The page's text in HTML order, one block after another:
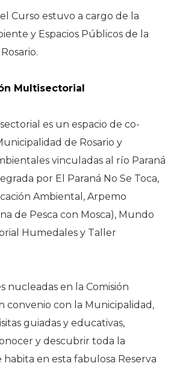
Curso estuvo a cargo de la
y Espacios Públicos de la
Multisectorial
es un espacio de co-
de Rosario y
vinculadas al río Paraná
por El Paraná No Se Toca,
Ambiental, Arpemo
de Pesca con Mosca), Mundo
Humedales y Taller
nucleadas en la Comisión
convenio con la Municipalidad,
guiadas y educativas,
y descubrir toda la
en esta fabulosa Reserva